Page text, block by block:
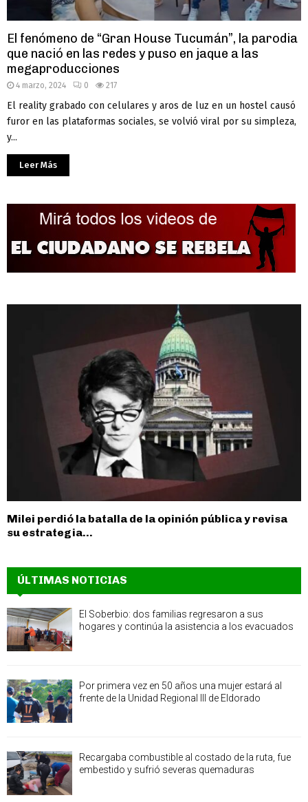
El fenómeno de “Gran House Tucumán”, la parodia
que nació en las redes y puso en jaque a las
megaproducciones
4 marzo, 2024 0 217
El reality grabado con celulares y aros de luz en un hostel causó
furor en las plataformas sociales, se volvió viral por su simpleza,
y...
Leer Más
Milei perdió la batalla de la opinión pública y revisa
su estrategia...
ÚLTIMAS NOTICIAS
El Soberbio: dos familias regresaron a sus
hogares y continúa la asistencia a los evacuados
Por primera vez en 50 años una mujer estará al
frente de la Unidad Regional III de Eldorado
Recargaba combustible al costado de la ruta, fue
embestido y sufrió severas quemaduras